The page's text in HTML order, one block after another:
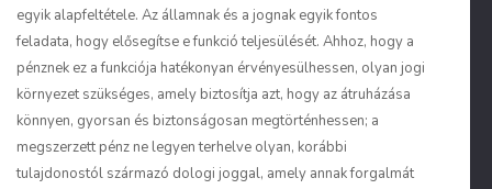
egyik alapfeltétele. Az államnak és a jognak egyik fontos
feladata, hogy elősegítse e funkció teljesülését. Ahhoz, hogy a
pénznek ez a funkciója hatékonyan érvényesülhessen, olyan jogi
környezet szükséges, amely biztosítja azt, hogy az átruházása
könnyen, gyorsan és biztonságosan megtörténhessen; a
megszerzett pénz ne legyen terhelve olyan, korábbi
tulajdonostól származó dologi joggal, amely annak forgalmát